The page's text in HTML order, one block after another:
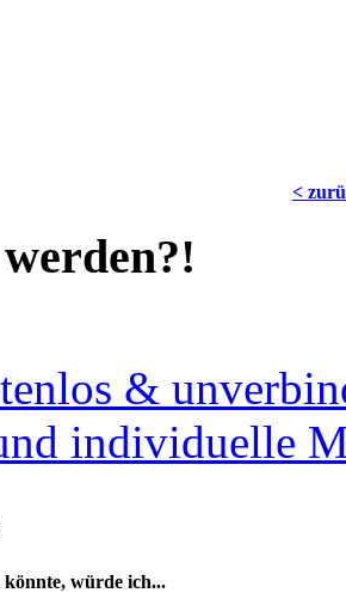
<
&
individuelle
würde ich...